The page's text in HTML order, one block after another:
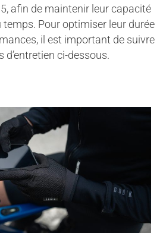
afin de maintenir leur capacité
temps. Pour optimiser leur durée
il est important de suivre
d’entretien ci-dessous.